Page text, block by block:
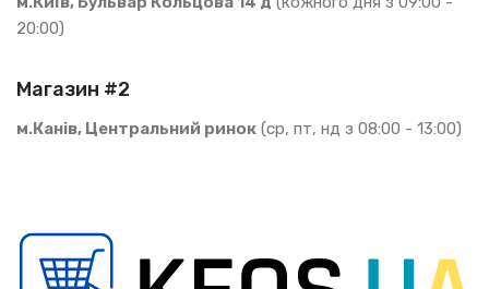
20:00)
Магазин #2
м.Канів, Центральний ринок (ср, пт, нд з 08:00 - 13:00)